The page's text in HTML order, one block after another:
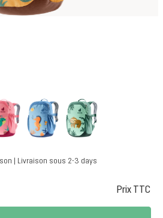
brickblossom-dahlia
aqua-wave
| Livraison sous 2-3 days
Prix TTC